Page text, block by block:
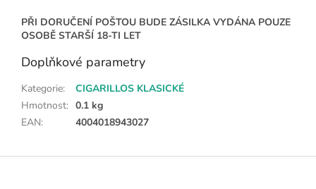
PŘI DORUČENÍ POŠTOU BUDE ZÁSILKA VYDÁNA POUZE
OSOBĚ STARŠÍ 18-TI LET
Doplňkové parametry
Kategorie:
CIGARILLOS KLASICKÉ
Hmotnost: 0.1 kg
EAN: 4004018943027
Z